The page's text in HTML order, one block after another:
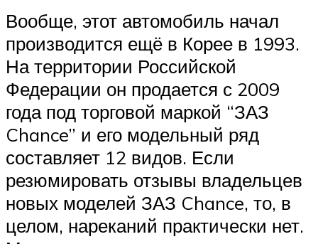
Вообще, этот автомобиль начал
производится ещё в Корее в 1993.
На территории Российской
Федерации он продается с 2009
года под торговой маркой “ЗАЗ
Chance” и его модельный ряд
составляет 12 видов. Если
резюмировать отзывы владельцев
новых моделей ЗАЗ Chance, то, в
целом, нареканий практически нет.